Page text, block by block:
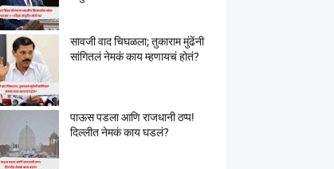
सावजी वाद चिघळला; तुकाराम मुंढेंनी
सांगितलं नेमकं काय म्हणायचं होतं?
पाऊस पडला आणि राजधानी ठप्प!
दिल्लीत नेमकं काय घडलं?